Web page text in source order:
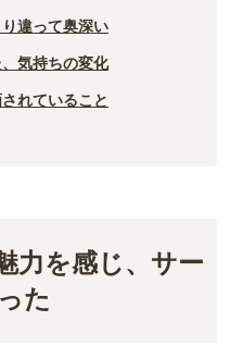
違って奥深い
気持ちの変化
れていること
力を感じ、サー
た